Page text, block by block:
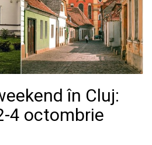
în Cluj:
4 octombrie